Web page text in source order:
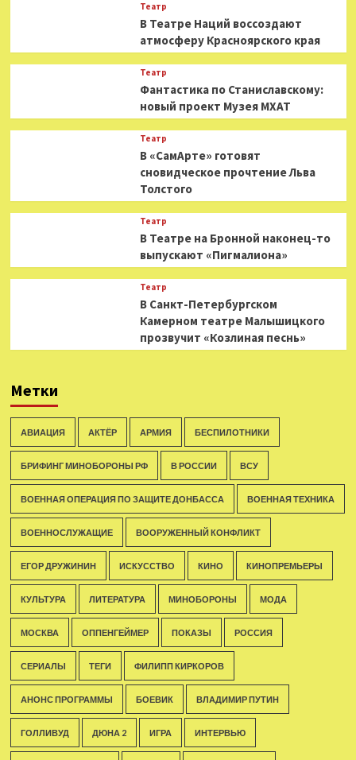
Театр
В Театре Наций воссоздают
атмосферу Красноярского края
Театр
Фантастика по Станиславскому:
новый проект Музея МХАТ
Театр
В «СамАрте» готовят
сновидческое прочтение Льва
Толстого
Театр
В Театре на Бронной наконец-то
выпускают «Пигмалиона»
Театр
В Санкт-Петербургском
Камерном театре Малышицкого
прозвучит «Козлиная песнь»
Метки
АВИАЦИЯ АКТЁР АРМИЯ БЕСПИЛОТНИКИ
БРИФИНГ МИНОБОРОНЫ РФ В РОССИИ ВСУ
ВОЕННАЯ ОПЕРАЦИЯ ПО ЗАЩИТЕ ДОНБАССА ВОЕННАЯ ТЕХНИКА
ВОЕННОСЛУЖАЩИЕ ВООРУЖЕННЫЙ КОНФЛИКТ
ЕГОР ДРУЖИНИН ИСКУССТВО КИНО КИНОПРЕМЬЕРЫ
КУЛЬТУРА ЛИТЕРАТУРА МИНОБОРОНЫ МОДА
МОСКВА ОППЕНГЕЙМЕР ПОКАЗЫ РОССИЯ
СЕРИАЛЫ ТЕГИ ФИЛИПП КИРКОРОВ
АНОНС ПРОГРАММЫ БОЕВИК ВЛАДИМИР ПУТИН
ГОЛЛИВУД ДЮНА 2 ИГРА ИНТЕРВЬЮ